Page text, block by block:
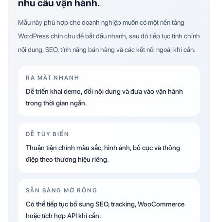
nhu cầu vận hành.
Mẫu này phù hợp cho doanh nghiệp muốn có một nền tảng
WordPress chỉn chu để bắt đầu nhanh, sau đó tiếp tục tinh chỉnh
nội dung, SEO, tính năng bán hàng và các kết nối ngoài khi cần.
RA MẮT NHANH
Dễ triển khai demo, đổi nội dung và đưa vào vận hành
trong thời gian ngắn.
DỄ TÙY BIẾN
Thuận tiện chỉnh màu sắc, hình ảnh, bố cục và thông
điệp theo thương hiệu riêng.
SẴN SÀNG MỞ RỘNG
Có thể tiếp tục bổ sung SEO, tracking, WooCommerce
hoặc tích hợp API khi cần.